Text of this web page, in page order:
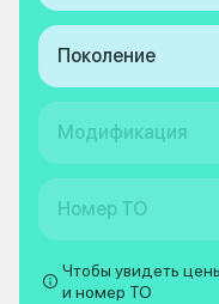
Поколение
Модификация
Номер ТО
Чтобы увидеть
и номер ТО